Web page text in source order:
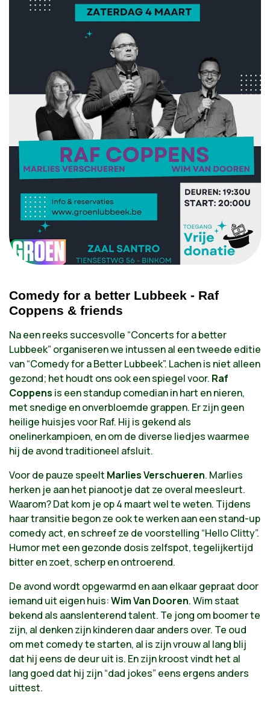
Comedy for a better Lubbeek - Raf
Coppens & friends
Na een reeks succesvolle “Concerts for a better
Lubbeek” organiseren we intussen al een tweede editie
van “Comedy for a Better Lubbeek”. Lachen is niet alleen
gezond; het houdt ons ook een spiegel voor. Raf
Coppens is een standup comedian in hart en nieren,
met snedige en onverbloemde grappen. Er zijn geen
heilige huisjes voor Raf. Hij is gekend als
onelinerkampioen, en om de diverse liedjes waarmee
hij de avond traditioneel afsluit.
Voor de pauze speelt Marlies Verschueren. Marlies
herken je aan het pianootje dat ze overal meesleurt.
Waarom? Dat kom je op 4 maart wel te weten. Tijdens
haar transitie begon ze ook te werken aan een stand-up
comedy act, en schreef ze de voorstelling “Hello Clitty”.
Humor met een gezonde dosis zelfspot, tegelijkertijd
bitter en zoet, scherp en ontroerend.
De avond wordt opgewarmd en aan elkaar gepraat door
iemand uit eigen huis:Wim Van Dooren. Wim staat
bekend als aanslenterend talent. Te jong om boomer te
zijn, al denken zijn kinderen daar anders over. Te oud
om met comedy te starten, al is zijn vrouw al lang blij
dat hij eens de deur uit is. En zijn kroost vindt het al
lang goed dat hij zijn “dad jokes” eens ergens anders
uittest.